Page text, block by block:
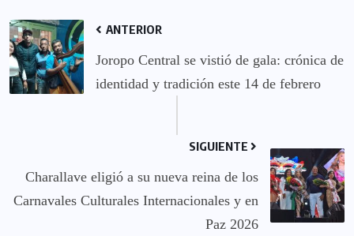
ANTERIOR
Joropo Central se vistió de gala: crónica de
identidad y tradición este 14 de febrero
SIGUIENTE
Charallave eligió a su nueva reina de los
Carnavales Culturales Internacionales y en
Paz 2026